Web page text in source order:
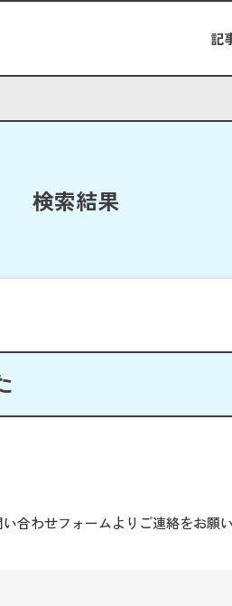
記
検索結果
合わせフォームよりご連絡をお願い